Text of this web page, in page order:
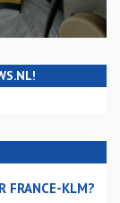
FRANCE-KLM?